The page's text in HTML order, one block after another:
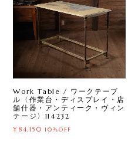
Work Table / ワークテーブ
ル〈作業台・ディスプレイ・店
舗什器・アンティーク・ヴィン
テージ〉114232
¥84,150 10%OFF